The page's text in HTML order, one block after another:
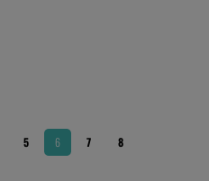
5 6 7 8